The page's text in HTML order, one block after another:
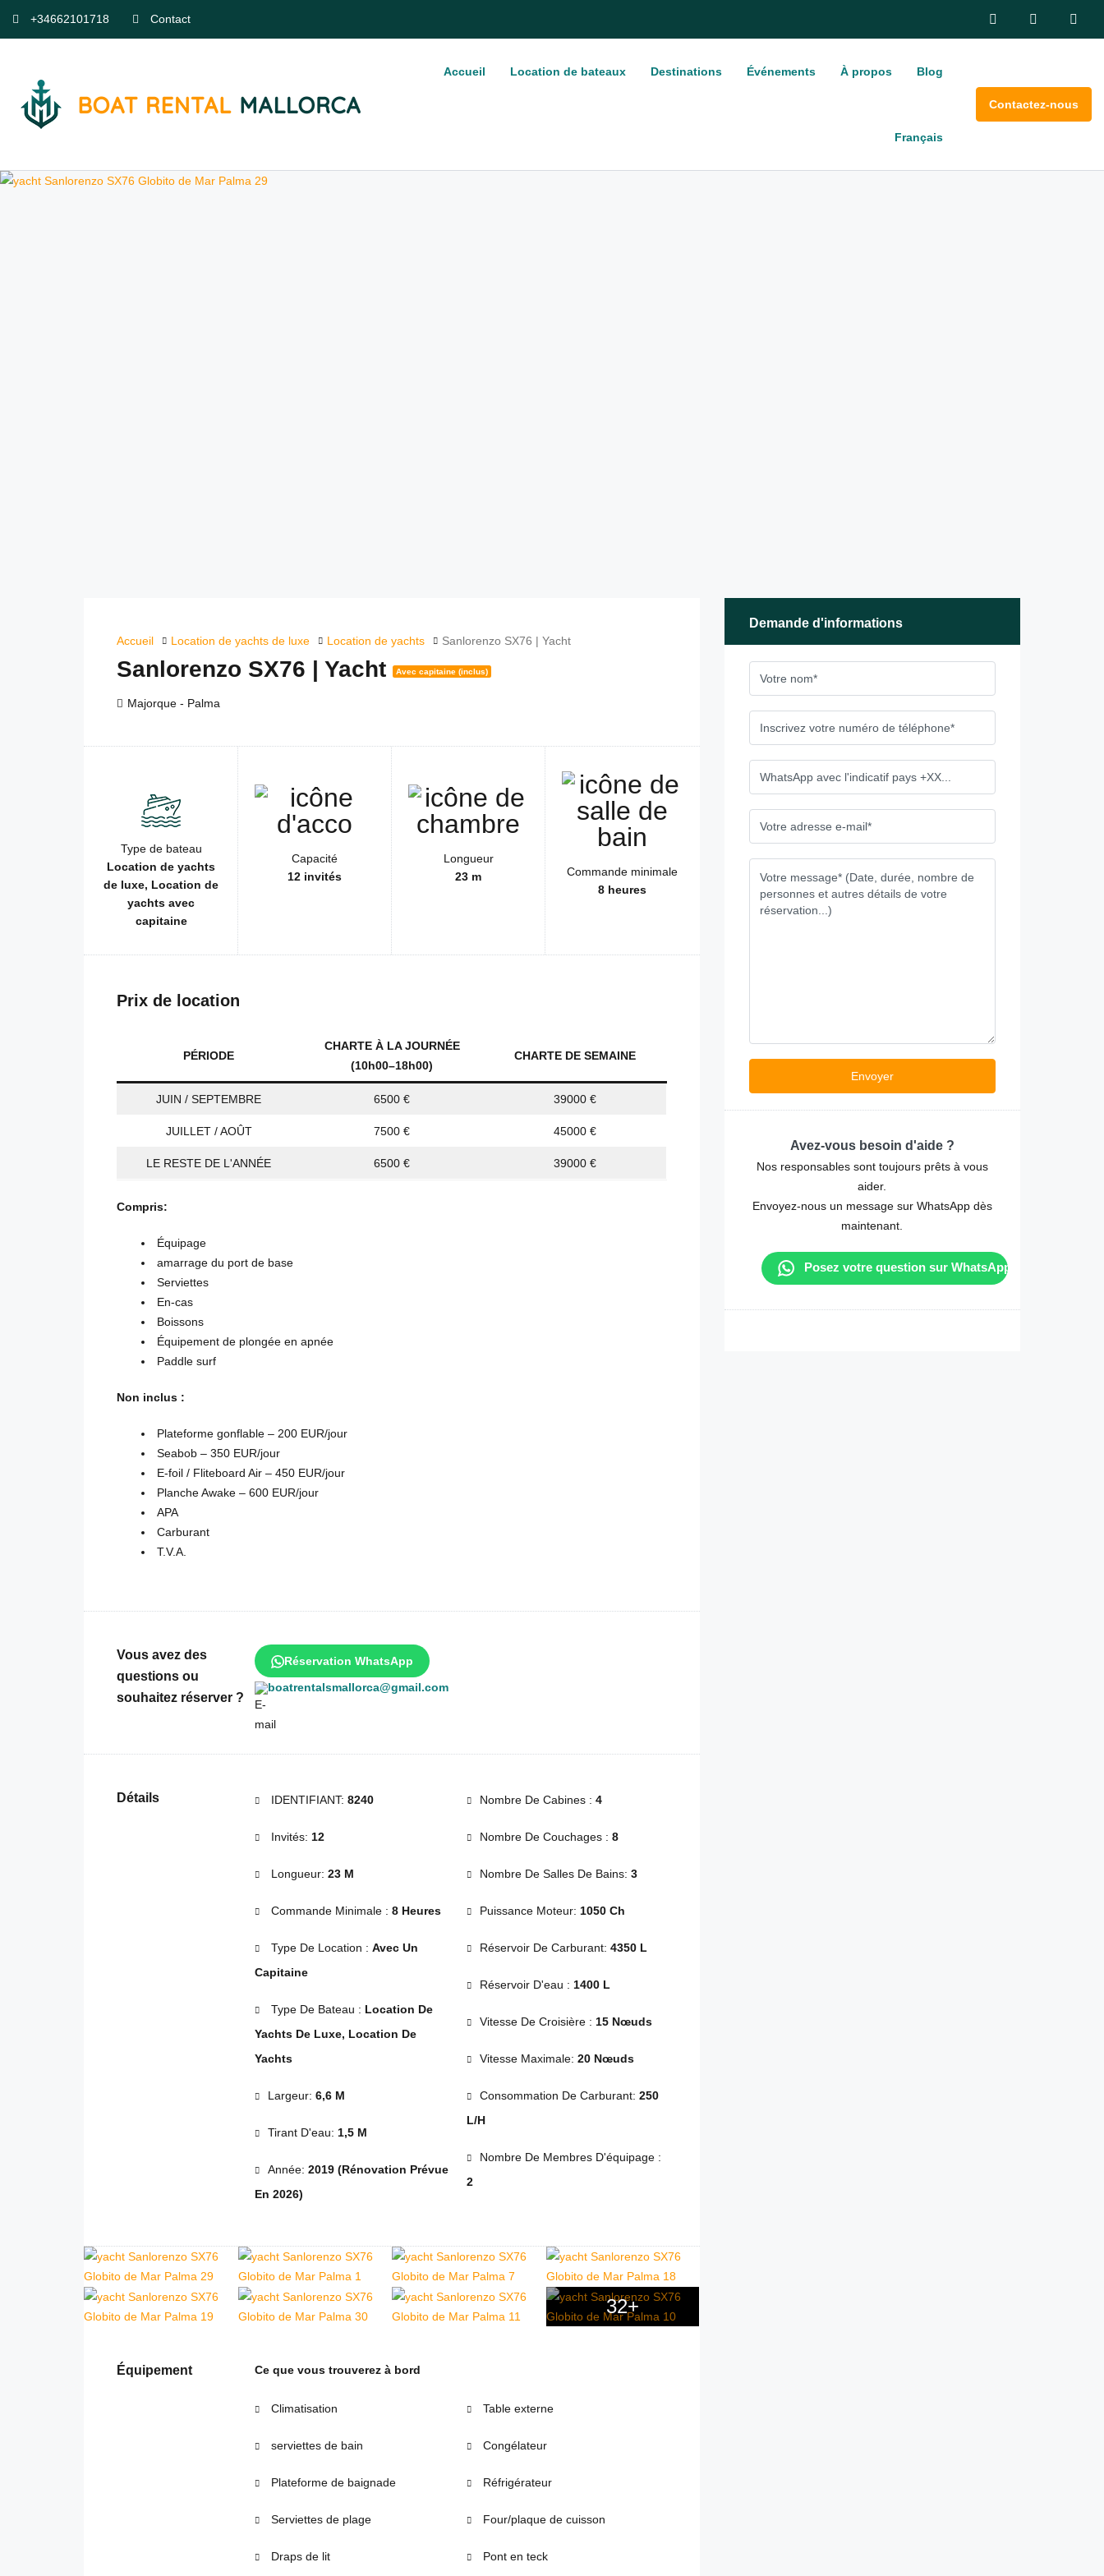
+34662101718 Contact
Accueil Location de bateaux Destinations Événements À propos Blog
Français
Contactez-nous
Accueil Location de yachts de luxe Location de yachts Sanlorenzo SX76 | Yacht
Sanlorenzo SX76 | Yacht Avec capitaine (inclus)
Majorque - Palma
Type de bateau
Location de yachts
de luxe, Location de
yachts avec
capitaine
Capacité
12 invités
Longueur
23 m
Commande minimale
8 heures
Prix de location
PÉRIODE
CHARTE À LA JOURNÉE
(10h00–18h00)
CHARTE DE SEMAINE
JUIN / SEPTEMBRE 6500 € 39000 €
JUILLET / AOÛT 7500 € 45000 €
LE RESTE DE L'ANNÉE 6500 € 39000 €
Compris:
Équipage
amarrage du port de base
Serviettes
En-cas
Boissons
Équipement de plongée en apnée
Paddle surf
Non inclus :
Plateforme gonflable – 200 EUR/jour
Seabob – 350 EUR/jour
E-foil / Fliteboard Air – 450 EUR/jour
Planche Awake – 600 EUR/jour
APA
Carburant
T.V.A.
Vous avez des
questions ou
souhaitez réserver ?
Réservation WhatsApp
boatrentalsmallorca@gmail.com
Détails IDENTIFIANT: 8240
Invités: 12
Longueur: 23 M
Commande Minimale : 8 Heures
Type De Location : Avec Un
Capitaine
Type De Bateau : Location De
Yachts De Luxe, Location De
Yachts
Largeur: 6,6 M
Tirant D'eau: 1,5 M
Année: 2019 (Rénovation Prévue
En 2026)
Nombre De Cabines : 4
Nombre De Couchages : 8
Nombre De Salles De Bains: 3
Puissance Moteur: 1050 Ch
Réservoir De Carburant: 4350 L
Réservoir D'eau : 1400 L
Vitesse De Croisière : 15 Nœuds
Vitesse Maximale: 20 Nœuds
Consommation De Carburant: 250
L/h
Nombre De Membres D'équipage :
2
32+
Équipement Ce que vous trouverez à bord
Climatisation
serviettes de bain
Plateforme de baignade
Serviettes de plage
Draps de lit
Table externe
Congélateur
Réfrigérateur
Four/plaque de cuisson
Pont en teck
Demande d'informations
Avez-vous besoin d'aide ?
Nos responsables sont toujours prêts à vous
aider.
Envoyez-nous un message sur WhatsApp dès
maintenant.
Posez votre question sur WhatsApp